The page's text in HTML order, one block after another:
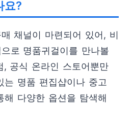
요?
채널이 마련되어 있어, 비
로 명품귀걸이를 만나볼
, 공식 온라인 스토어뿐만
는 명품 편집샵이나 중고
해 다양한 옵션을 탐색해